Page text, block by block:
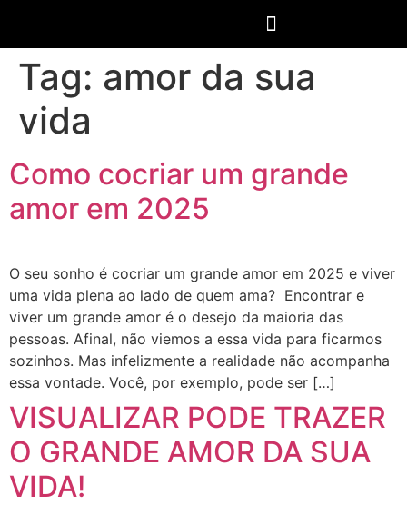
Tag: amor da sua
vida
Como cocriar um grande
amor em 2025
O seu sonho é cocriar um grande amor em 2025 e viver
uma vida plena ao lado de quem ama? Encontrar e
viver um grande amor é o desejo da maioria das
pessoas. Afinal, não viemos a essa vida para ficarmos
sozinhos. Mas infelizmente a realidade não acompanha
essa vontade. Você, por exemplo, pode ser […]
VISUALIZAR PODE TRAZER
O GRANDE AMOR DA SUA
VIDA!